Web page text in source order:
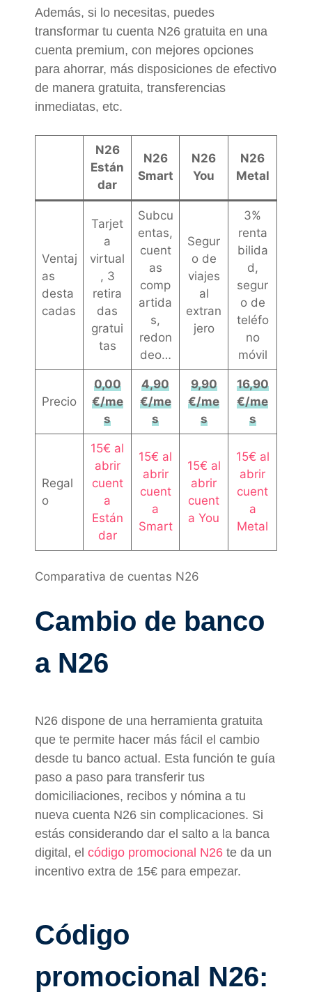
Además, si lo necesitas, puedes
transformar tu cuenta N26 gratuita en una
cuenta premium, con mejores opciones
para ahorrar, más disposiciones de efectivo
de manera gratuita, transferencias
inmediatas, etc.
N26
Están
dar
N26
Smart
N26
You
N26
Metal
Ventaj
as
desta
cadas
Tarjet
a
virtual
, 3
retira
das
gratui
tas
Subcu
entas,
cuent
as
comp
artida
s,
redon
deo…
Segur
o de
viajes
al
extran
jero
3%
renta
bilida
d,
segur
o de
teléfo
no
móvil
Precio
0,00
€/me
s
4,90
€/me
s
9,90
€/me
s
16,90
€/me
s
Regal
o
15€ al
abrir
cuent
a
Están
dar
15€ al
abrir
cuent
a
Smart
15€ al
abrir
cuent
a You
15€ al
abrir
cuent
a
Metal
Comparativa de cuentas N26
Cambio de banco
a N26
N26 dispone de una herramienta gratuita
que te permite hacer más fácil el cambio
desde tu banco actual. Esta función te guía
paso a paso para transferir tus
domiciliaciones, recibos y nómina a tu
nueva cuenta N26 sin complicaciones. Si
estás considerando dar el salto a la banca
digital, el código promocional N26 te da un
incentivo extra de 15€ para empezar.
Código
promocional N26: